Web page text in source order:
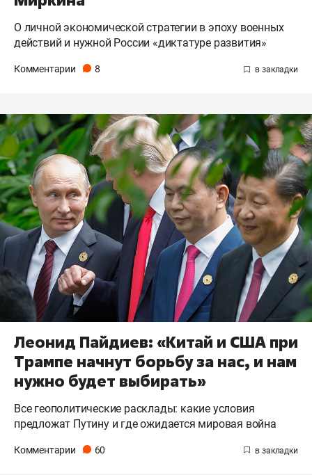
О личной экономической стратегии в эпоху военных
действий и нужной России «диктатуре развития»
Комментарии 8
Леонид Пайдиев: «Китай и США при
Трампе начнут борьбу за нас, и нам
нужно будет выбирать»
Все геополитические расклады: какие условия
предложат Путину и где ожидается мировая война
Комментарии 60